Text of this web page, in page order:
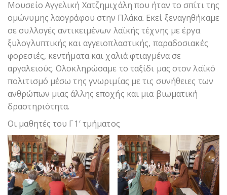
Μουσείο Αγγελική Χατζημιχάλη που ήταν το σπίτι της
ομώνυμης λαογράφου στην Πλάκα. Εκεί ξεναγηθήκαμε
σε συλλογές αντικειμένων λαϊκής τέχνης με έργα
ξυλογλυπτικής και αγγειοπλαστικής, παραδοσιακές
φορεσιές, κεντήματα και χαλιά φτιαγμένα σε
αργαλειούς. Ολοκληρώσαμε το ταξίδι μας στον λαϊκό
πολιτισμό μέσω της γνωριμίας με τις συνήθειες των
ανθρώπων μιας άλλης εποχής και μια βιωματική
δραστηριότητα.
Οι μαθητές του Γ1′ τμήματος